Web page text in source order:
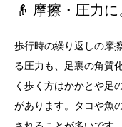
👴 摩擦・圧力
歩行時の繰り返しの摩
る圧力も、足裏の角質
く歩く方はかかとや足
があります。タコや魚